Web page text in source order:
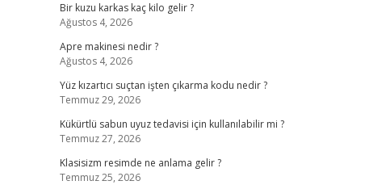
Bir kuzu karkas kaç kilo gelir ?
Ağustos 4, 2026
Apre makinesi nedir ?
Ağustos 4, 2026
Yüz kızartıcı suçtan işten çıkarma kodu nedir ?
Temmuz 29, 2026
Kükürtlü sabun uyuz tedavisi için kullanılabilir mi ?
Temmuz 27, 2026
Klasisizm resimde ne anlama gelir ?
Temmuz 25, 2026